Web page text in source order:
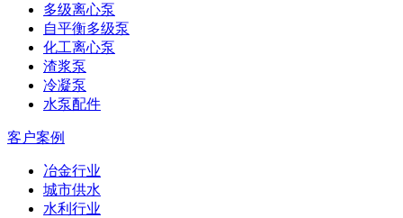
多级离心泵
自平衡多级泵
化工离心泵
渣浆泵
冷凝泵
水泵配件
客户案例
冶金行业
城市供水
水利行业